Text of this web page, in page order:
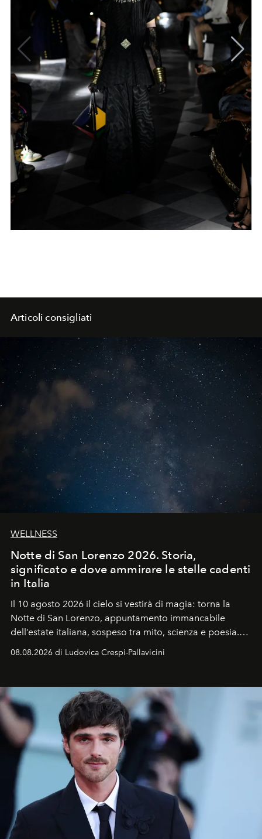
Articoli consigliati
WELLNESS
Notte di San Lorenzo 2026. Storia,
significato e dove ammirare le stelle cadenti
in Italia
Il 10 agosto 2026 il cielo si vestirà di magia: torna la
Notte di San Lorenzo, appuntamento immancabile
dell’estate italiana, sospeso tra mito, scienza e poesia.
Sarà il momento in cui gli occhi si alzano verso la volta
celeste per seguire il passaggio delle
all’universo i desideri più segreti
08.08.2026 di Ludovica Crespi-Pallavicini